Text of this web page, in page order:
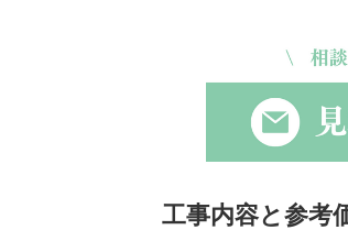
工事内容と参考